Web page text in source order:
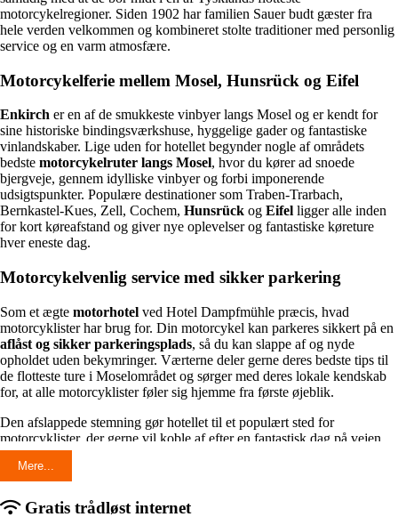
motorcykelregioner. Siden 1902 har familien Sauer budt gæster fra
hele verden velkommen og kombineret stolte traditioner med personlig
service og en varm atmosfære.
Motorcykelferie mellem Mosel, Hunsrück og Eifel
Enkirch er en af de smukkeste vinbyer langs Mosel og er kendt for
sine historiske bindingsværkshuse, hyggelige gader og fantastiske
vinlandskaber. Lige uden for hotellet begynder nogle af områdets
bedste motorcykelruter langs Mosel, hvor du kører ad snoede
bjergveje, gennem idylliske vinbyer og forbi imponerende
udsigtspunkter. Populære destinationer som Traben-Trarbach,
Bernkastel-Kues, Zell, Cochem, Hunsrück og Eifel ligger alle inden
for kort køreafstand og giver nye oplevelser og fantastiske køreture
hver eneste dag.
Motorcykelvenlig service med sikker parkering
Som et ægte motorhotel ved Hotel Dampfmühle præcis, hvad
motorcyklister har brug for. Din motorcykel kan parkeres sikkert på en
aflåst og sikker parkeringsplads, så du kan slappe af og nyde
opholdet uden bekymringer. Værterne deler gerne deres bedste tips til
de flotteste ture i Moselområdet og sørger med deres lokale kendskab
for, at alle motorcyklister føler sig hjemme fra første øjeblik.
Den afslappede stemning gør hotellet til et populært sted for
motorcyklister, der gerne vil koble af efter en fantastisk dag på vejen.
Her mødes familiær gæstfrihed, personlig service og en stor passion for
de smukke motorcykelveje omkring Mosel, hvilket gør hvert ophold
både hyggeligt og mindeværdigt.
Mere...
Gratis trådløst internet